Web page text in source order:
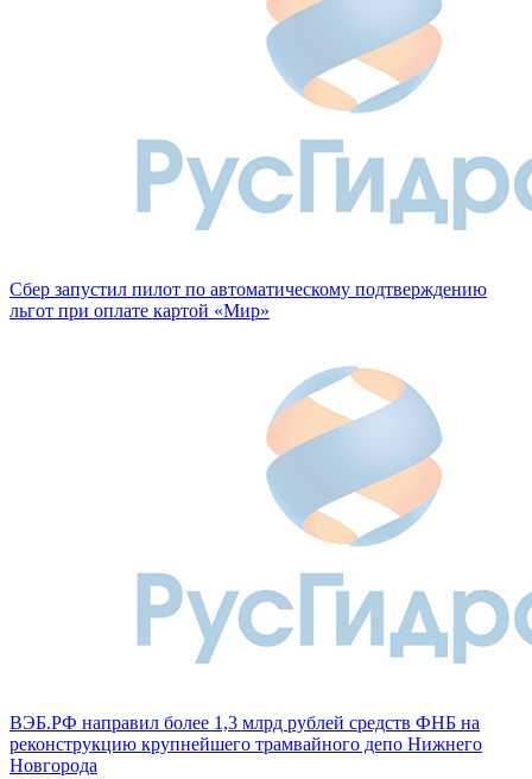
Сбер запустил пилот по автоматическому подтверждению
льгот при оплате картой «Мир»
ВЭБ.РФ направил более 1,3 млрд рублей средств ФНБ на
реконструкцию крупнейшего трамвайного депо Нижнего
Новгорода